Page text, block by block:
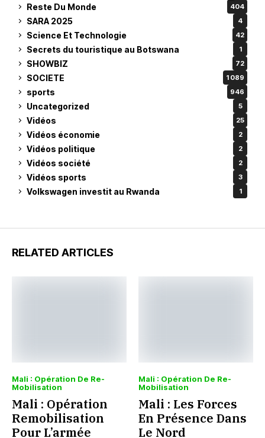
Reste Du Monde 404
SARA 2025 4
Science Et Technologie 42
Secrets du touristique au Botswana 1
SHOWBIZ 72
SOCIETE 1 089
sports 946
Uncategorized 5
Vidéos 25
Vidéos économie 2
Vidéos politique 2
Vidéos société 2
Vidéos sports 3
Volkswagen investit au Rwanda 1
RELATED ARTICLES
Mali : Opération De Re-
Mobilisation
Mali : Opération
Remobilisation
Pour L’armée
Mali : Opération De Re-
Mobilisation
Mali : Les Forces
En Présence Dans
Le Nord